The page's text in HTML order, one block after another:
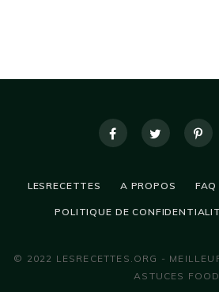
LESRECETTES A PROPOS FAQ
POLITIQUE DE
© 2022 LESRECETTES.ORG -
ASTUCES FOOD